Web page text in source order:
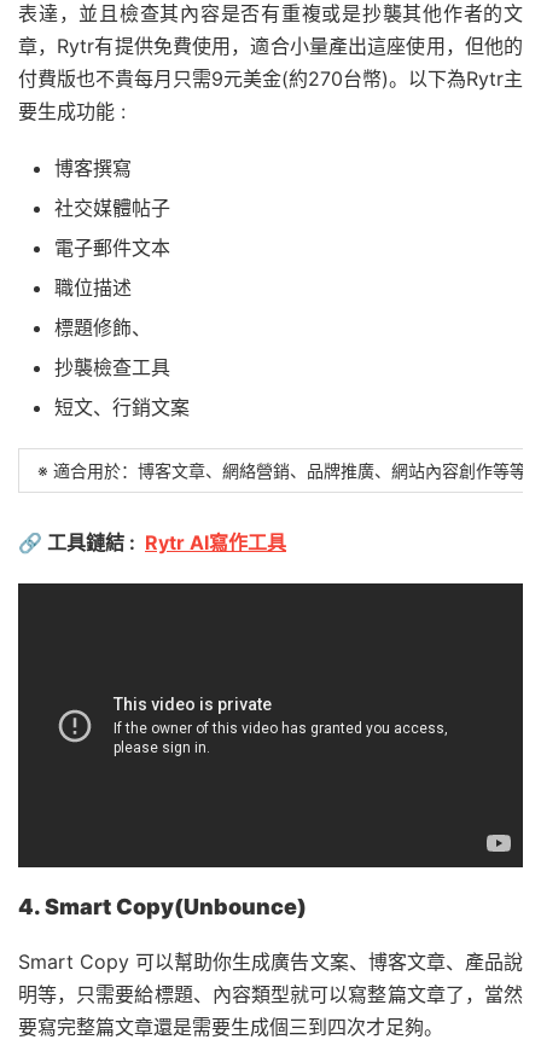
表達，並且檢查其內容是否有重複或是抄襲其他作者的文
章，Rytr有提供免費使用，適合小量產出這座使用，但他的
付費版也不貴每月只需9元美金(約270台幣)。以下為Rytr主
要生成功能 :
博客撰寫
社交媒體帖子
電子郵件文本
職位描述
標題修飾、
抄襲檢查工具
短文、行銷文案
※ 適合用於：博客文章、網絡營銷、品牌推廣、網站內容創作等等
🔗 工具鏈結 : Rytr AI寫作工具
4. Smart Copy(Unbounce)
Smart Copy 可以幫助你生成廣告文案、博客文章、產品說
明等，只需要給標題、內容類型就可以寫整篇文章了，當然
要寫完整篇文章還是需要生成個三到四次才足夠。